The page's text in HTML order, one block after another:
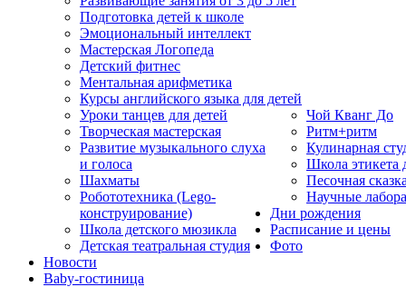
Подготовка детей к школе
Эмоциональный интеллект
Мастерская Логопеда
Детский фитнес
Ментальная арифметика
Курсы английского языка для детей
Уроки танцев для детей
Творческая мастерская
Развитие музыкального слуха
и голоса
Шахматы
Робототехника (Lego-
конструирование)
Школа детского мюзикла
Детская театральная студия
Чой Кванг До
Ритм+ритм
Кулинарная
Школа этикета
Песочная
Научные
Дни рождения
Расписание и цены
Фото
Новости
Baby-гостиница